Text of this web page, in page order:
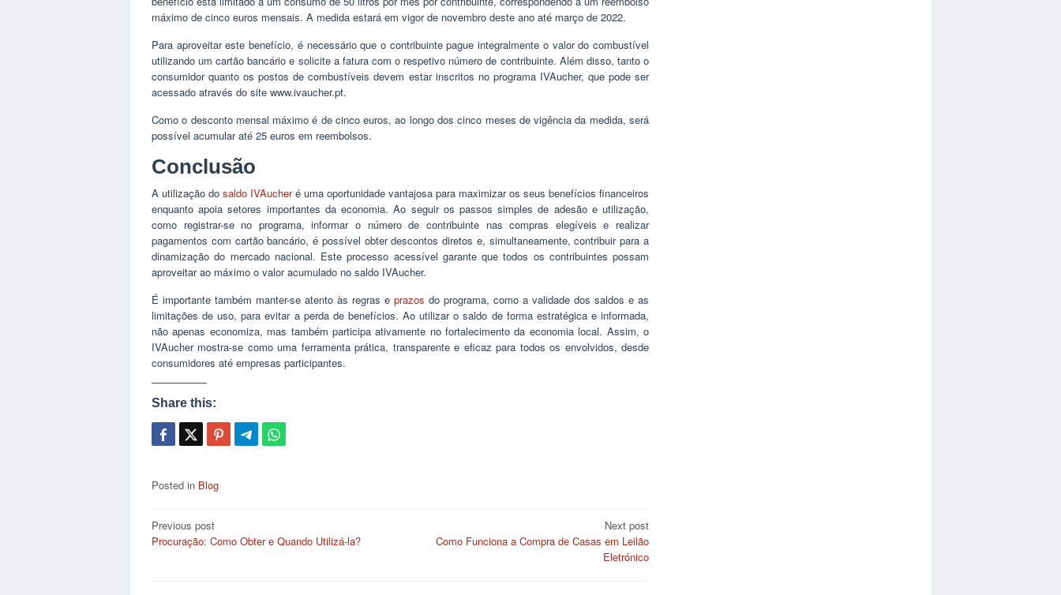
máximo de cinco euros mensais. A medida estará em vigor de novembro deste ano até março de 2022.
Para aproveitar este benefício, é necessário que o contribuinte pague integralmente o valor do combustível
utilizando um cartão bancário e solicite a fatura com o respetivo número de contribuinte. Além disso, tanto o
consumidor quanto os postos de combustíveis devem estar inscritos no programa IVAucher, que pode ser
acessado através do site www.ivaucher.pt.
Como o desconto mensal máximo é de cinco euros, ao longo dos cinco meses de vigência da medida, será
possível acumular até 25 euros em reembolsos.
Conclusão
A utilização do saldo IVAucheré uma oportunidade vantajosa para maximizar os seus benefícios financeiros
enquanto apoia setores importantes da economia. Ao seguir os passos simples de adesão e utilização,
como registrar-se no programa, informar o número de contribuinte nas compras elegíveis e realizar
pagamentos com cartão bancário, é possível obter descontos diretos e, simultaneamente, contribuir para a
dinamização do mercado nacional. Este processo acessível garante que todos os contribuintes possam
aproveitar ao máximo o valor acumulado no saldo IVAucher.
É importante também manter-se atento às regras e prazos do programa, como a validade dos saldos e as
limitações de uso, para evitar a perda de benefícios. Ao utilizar o saldo de forma estratégica e informada,
não apenas economiza, mas também participa ativamente no fortalecimento da economia local. Assim, o
IVAucher mostra-se como uma ferramenta prática, transparente e eficaz para todos os envolvidos, desde
consumidores até empresas participantes.
Share this:
Posted in Blog
Post
navigation
Previous post
Procuração: Como Obter e Quando Utilizá-la?
Next post
Como Funciona a Compra de Casas em Leilão
Eletrónico